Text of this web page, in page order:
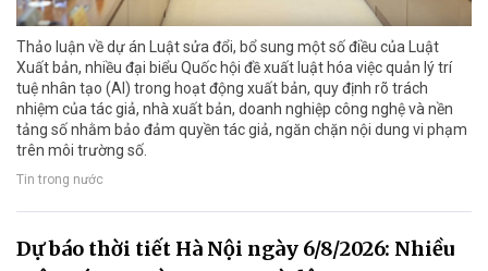
Thảo luận về dự án Luật sửa đổi, bổ sung một số điều của Luật
Xuất bản, nhiều đại biểu Quốc hội đề xuất luật hóa việc quản lý trí
tuệ nhân tạo (AI) trong hoạt động xuất bản, quy định rõ trách
nhiệm của tác giả, nhà xuất bản, doanh nghiệp công nghệ và nền
tảng số nhằm bảo đảm quyền tác giả, ngăn chặn nội dung vi phạm
trên môi trường số.
Tin trong nước
Dự báo thời tiết Hà Nội ngày 6/8/2026: Nhiều